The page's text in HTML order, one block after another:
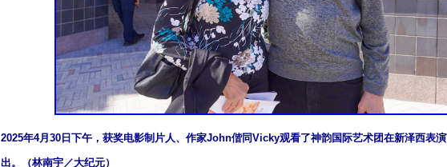
2025年4月30日下午，获奖电影制片人、作家John偕同Vicky观看了神韵国际艺术团在新泽西表
出。（林南宇／大纪元）